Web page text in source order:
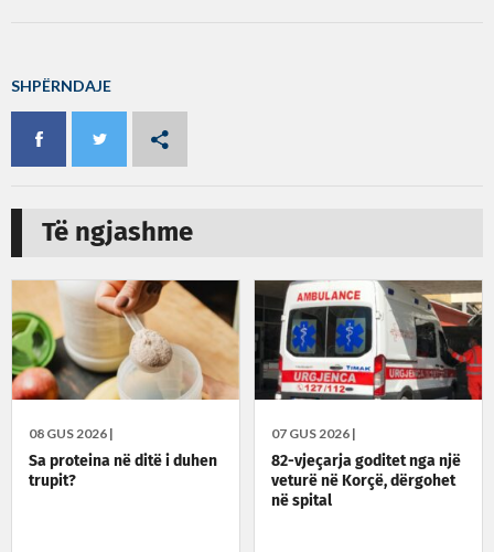
SHPËRNDAJE
Të ngjashme
08 GUS 2026 |
Sa proteina në ditë i duhen
trupit?
07 GUS 2026 |
82-vjeçarja goditet nga një
veturë në Korçë, dërgohet
në spital